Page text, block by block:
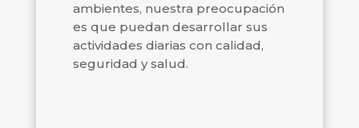
ambientes, nuestra preocupación
es que puedan desarrollar sus
actividades diarias con calidad,
seguridad y salud.